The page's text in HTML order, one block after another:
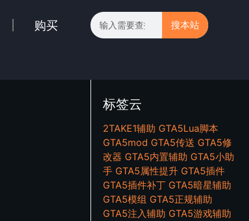
购买 搜本站
标签云
2TAKE1辅助 GTA5Lua脚本
GTA5mod GTA5传送 GTA5修
改器 GTA5内置辅助 GTA5小助
手 GTA5属性提升 GTA5插件
GTA5插件补丁 GTA5暗星辅助
GTA5模组 GTA5正规辅助
GTA5注入辅助 GTA5游戏辅助